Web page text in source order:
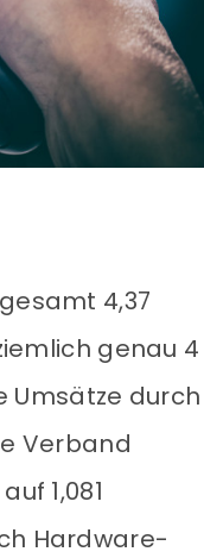
4,37
genau 4
Umsätze durch
Verband
1,081
Hardware-